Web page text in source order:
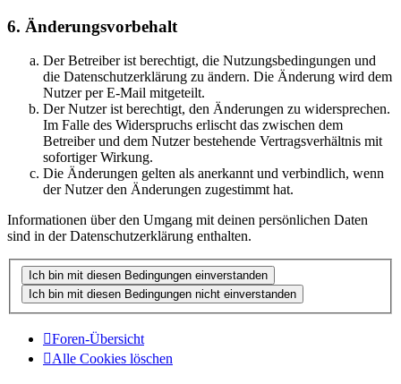
6. Änderungsvorbehalt
Der Betreiber ist berechtigt, die Nutzungsbedingungen und
die Datenschutzerklärung zu ändern. Die Änderung wird dem
Nutzer per E-Mail mitgeteilt.
Der Nutzer ist berechtigt, den Änderungen zu widersprechen.
Im Falle des Widerspruchs erlischt das zwischen dem
Betreiber und dem Nutzer bestehende Vertragsverhältnis mit
sofortiger Wirkung.
Die Änderungen gelten als anerkannt und verbindlich, wenn
der Nutzer den Änderungen zugestimmt hat.
Informationen über den Umgang mit deinen persönlichen Daten
sind in der Datenschutzerklärung enthalten.
Foren-Übersicht
Alle Cookies löschen